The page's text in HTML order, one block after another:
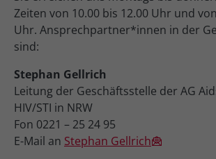
Zeiten von 10.00 bis 12.00 Uhr und
Uhr. Ansprechpartner*innen in der
sind:
Stephan Gellrich
Leitung der Geschäftsstelle der AG
HIV/STI in NRW
Fon 0221 – 25 24 95
E-Mail an Stephan Gellrich